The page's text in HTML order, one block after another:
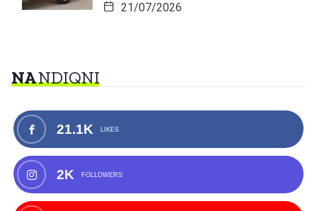
21/07/2026
NANDIQNI
21.1K LIKES
2K FOLLOWERS